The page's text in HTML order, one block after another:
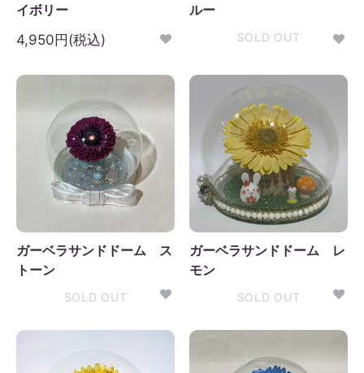
イボリー
4,950円(税込)
ルー
SOLD OUT
ガーベラサンドドーム ス
トーン
SOLD OUT
ガーベラサンドドーム レ
モン
SOLD OUT